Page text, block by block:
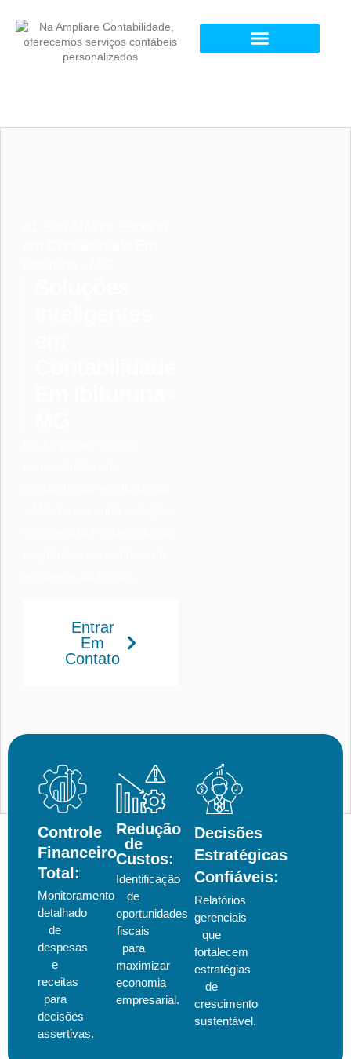
Entrar
Em
Contato
Controle
Financeiro
Total:
Monitoramento
detalhado
de
despesas
e
receitas
para
decisões
assertivas.
Redução
de
Custos:
Identificação
de
oportunidades
fiscais
para
maximizar
economia
empresarial.
Decisões
Estratégicas
Confiáveis:
Relatórios
gerenciais
que
fortalecem
estratégias
de
crescimento
sustentável.